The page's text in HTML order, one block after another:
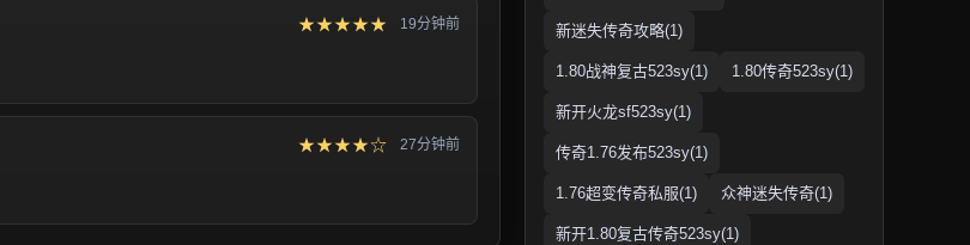
★★★★★ 19分钟前
★★★★☆ 27分钟前
新迷失传奇攻略(1)
1.80战神复古523sy(1) 1.80传奇523sy(1)
新开火龙sf523sy(1)
传奇1.76发布523sy(1)
1.76超变传奇私服(1) 众神迷失传奇(1)
新开1.80复古传奇523sy(1)